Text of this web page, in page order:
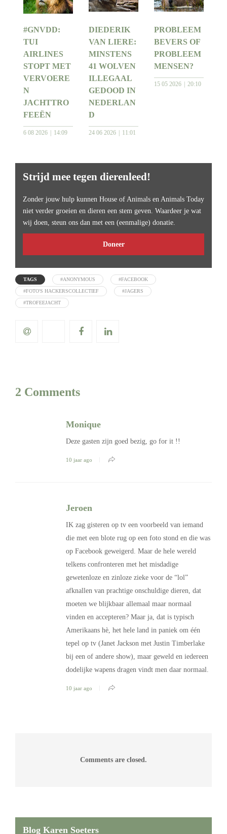
#GNVDD:
TUI
AIRLINES
STOPT MET
VERVOERE
N
JACHTTRO
FEEËN
6 08 2026 14:09
DIEDERIK
VAN LIERE:
MINSTENS
41 WOLVEN
ILLEGAAL
GEDOOD IN
NEDERLAN
D
24 06 2026 11:01
PROBLEEM
BEVERS OF
PROBLEEM
MENSEN?
15 05 2026 20:10
Strijd mee tegen dierenleed!
Zonder jouw hulp kunnen House of Animals en Animals Today
niet verder groeien en dieren een stem geven. Waardeer je wat
wij doen, steun ons dan met een (eenmalige) donatie.
Doneer
TAGS #ANONYMOUS #FACEBOOK
#FOTO'S HACKERSCOLLECTIEF #JAGERS
#TROFEEJACHT
2 Comments
Monique
Deze gasten zijn goed bezig, go for it !!
10 jaar ago
Jeroen
IK zag gisteren op tv een voorbeeld van iemand
die met een blote rug op een foto stond en die was
op Facebook geweigerd. Maar de hele wereld
telkens confronteren met het misdadige
gewetenloze en zinloze zieke voor de “lol”
afknallen van prachtige onschuldige dieren, dat
moeten we blijkbaar allemaal maar normaal
vinden en accepteren? Maar ja, dat is typisch
Amerikaans hè, het hele land in paniek om één
tepel op tv (Janet Jackson met Justin Timberlake
bij een of andere show), maar geweld en iedereen
dodelijke wapens dragen vindt men daar normaal.
10 jaar ago
Comments are closed.
Blog Karen Soeters